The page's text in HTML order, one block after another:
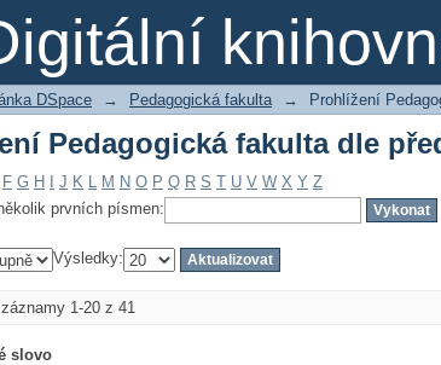
Pedagogická fakulta dle
DSpace → Pedagogická fakulta → Prohlížení
Pedagogická fakulta dle
F G H J K L M N O P Q R S T U V W X Y Z
prvních písmen:
Výsledky:
1-20 z 41
slovo